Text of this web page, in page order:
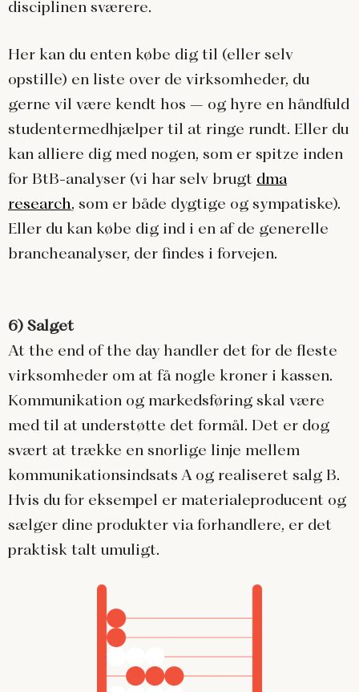
disciplinen sværere.
Her kan du enten købe dig til (eller selv
opstille) en liste over de virksomheder, du
gerne vil være kendt hos – og hyre en håndfuld
studentermedhjælper til at ringe rundt. Eller du
kan alliere dig med nogen, som er spitze inden
for BtB-analyser (vi har selv brugt dma
research, som er både dygtige og sympatiske).
Eller du kan købe dig ind i en af de generelle
brancheanalyser, der findes i forvejen.
6) Salget
At the end of the day handler det for de fleste
virksomheder om at få nogle kroner i kassen.
Kommunikation og markedsføring skal være
med til at understøtte det formål. Det er dog
svært at trække en snorlige linje mellem
kommunikationsindsats A og realiseret salg B.
Hvis du for eksempel er materialeproducent og
sælger dine produkter via forhandlere, er det
praktisk talt umuligt.